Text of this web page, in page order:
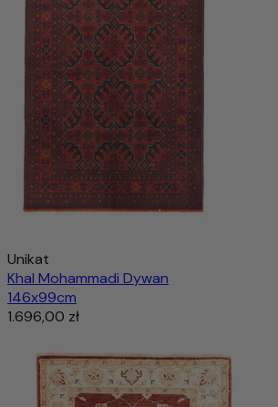
Unikat
Khal Mohammadi Dywan
146x99cm
1.696,00 zł